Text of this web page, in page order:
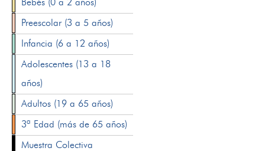
Preescolar (3 a 5 años)
Infancia (6 a 12 años)
Adolescentes (13 a 18
años)
Adultos (19 a 65 años)
3ª Edad (más de 65 años)
Muestra Colectiva